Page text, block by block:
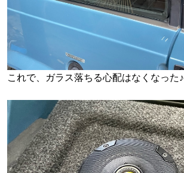
これで、ガラス落ちる心配はなくなった♪